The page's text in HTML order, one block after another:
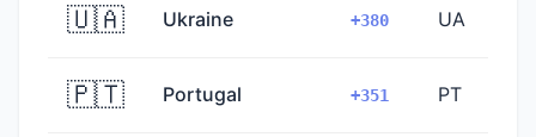
🇺🇦 Ukraine +380 UA
🇵🇹 Portugal +351 PT